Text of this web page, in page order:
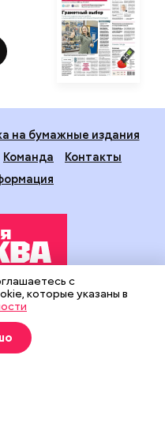
на бумажные издания
Команда
Контакты
поддержке Департамента
города Москвы.
технологии
информации
анализа сведений,
с
которые указаны в